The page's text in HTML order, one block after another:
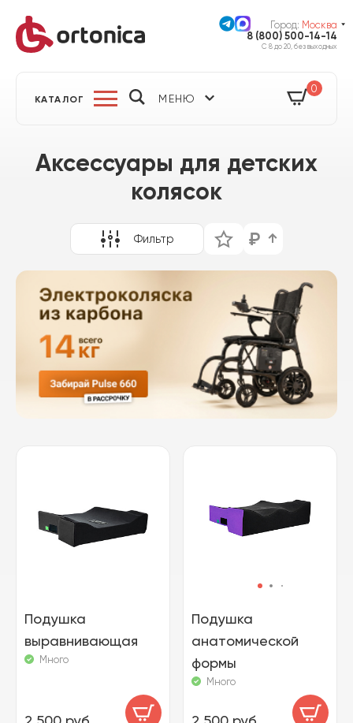
Город: Москва
8 (800) 500-14-14
С 8 до 20, без выходных
КАТАЛОГ МЕНЮ
0
Аксессуары для детских
колясок
Фильтр
Подушка
выравнивающая
Много
Подушка
анатомической
формы
Много